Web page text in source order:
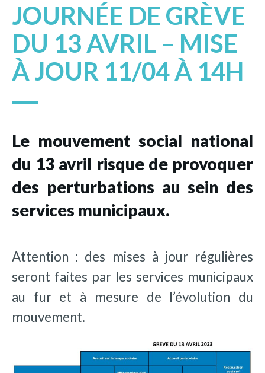
JOURNÉE DE GRÈVE
DU 13 AVRIL – MISE
À JOUR 11/04 À 14H
Le mouvement social national
du 13 avril risque de provoquer
des perturbations au sein des
services municipaux.
Attention : des mises à jour régulières
seront faites par les services municipaux
au fur et à mesure de l’évolution du
mouvement.